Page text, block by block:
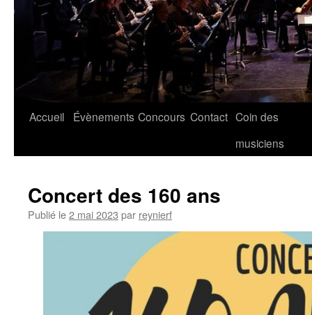
Aller
Accueil Évènements Concours Contact Coin des
musiciens
Concert des 160 ans
Publié le2 mai 2023 par reynierf